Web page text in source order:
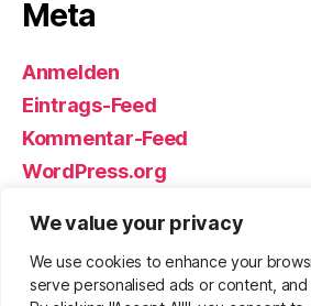
We value your privacy
We use cookies to enhance your
serve personalised ads or content,
Meta
Anmelden
Eintrags-Feed
Kommentar-Feed
WordPress.org
© 2026Björn Eickhoff – Der Blog
rund um Messer, Equipment und